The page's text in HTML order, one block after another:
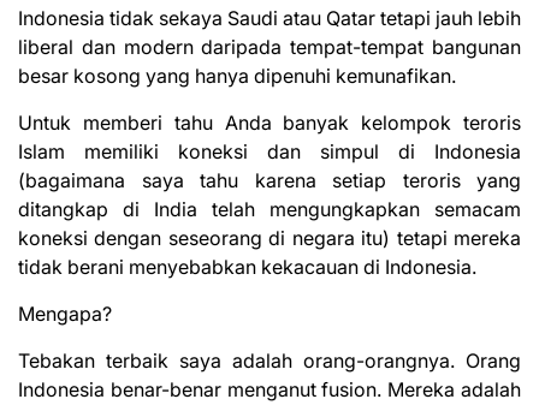
Indonesia tidak sekaya Saudi atau Qatar tetapi jauh lebih
liberal dan modern daripada tempat-tempat bangunan
besar kosong yang hanya dipenuhi kemunafikan.
Untuk memberi tahu Anda banyak kelompok teroris
Islam memiliki koneksi dan simpul di Indonesia
(bagaimana saya tahu karena setiap teroris yang
ditangkap di India telah mengungkapkan semacam
koneksi dengan seseorang di negara itu) tetapi mereka
tidak berani menyebabkan kekacauan di Indonesia.
Mengapa?
Tebakan terbaik saya adalah orang-orangnya. Orang
Indonesia benar-benar menganut fusion. Mereka adalah